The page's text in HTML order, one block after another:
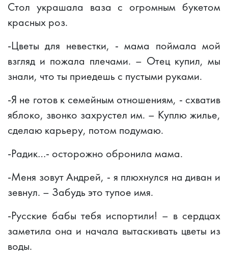
Стол украшала ваза с огромным букетом
красных роз.
-Цветы для невестки, - мама поймала мой
взгляд и пожала плечами. – Отец купил, мы
знали, что ты приедешь с пустыми руками.
-Я не готов к семейным отношениям, - схватив
яблоко, звонко захрустел им. – Куплю жилье,
сделаю карьеру, потом подумаю.
-Радик…- осторожно обронила мама.
-Меня зовут Андрей, - я плюхнулся на диван и
зевнул. – Забудь это тупое имя.
-Русские бабы тебя испортили! – в сердцах
заметила она и начала вытаскивать цветы из
воды.